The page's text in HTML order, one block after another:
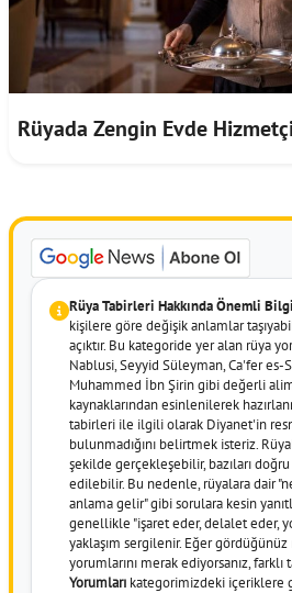
Rüyada Zengin Evde
Rüya Tabirleri Hakkında Önemli
kişilere göre değişik anlamlar
açıktır. Bu kategoride yer alan rüya
Nablusi, Seyyid Süleyman, Ca'fer es-
Muhammed İbn Şirin gibi değerli
kaynaklarından esinlenilerek
tabirleri ile ilgili olarak Diyanet'in
bulunmadığını belirtmek isteriz.
şekilde gerçekleşebilir, bazıları
edilebilir. Bu nedenle, rüyalara dair
anlama gelir" gibi sorulara kesin
genellikle "işaret eder, delalet eder,
yaklaşım sergilenir. Eğer gördüğünüz
yorumlarını merak ediyorsanız,
Yorumları kategorimizdeki içeriklere